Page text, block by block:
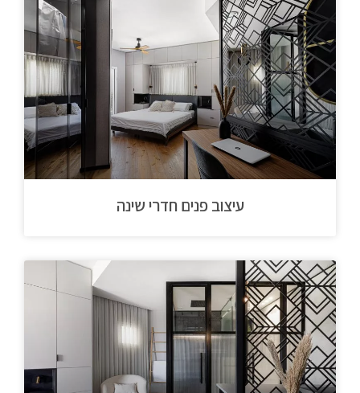
עיצוב פנים חדרי שינה